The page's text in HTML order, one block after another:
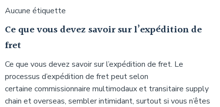
Aucune étiquette
Ce que vous devez savoir sur l’expédition de
fret
Ce que vous devez savoir sur l’expédition de fret. Le
processus d’expédition de fret peut selon
certaine commissionnaire multimodaux et transitaire supply
chain et overseas, sembler intimidant, surtout si vous n’êtes